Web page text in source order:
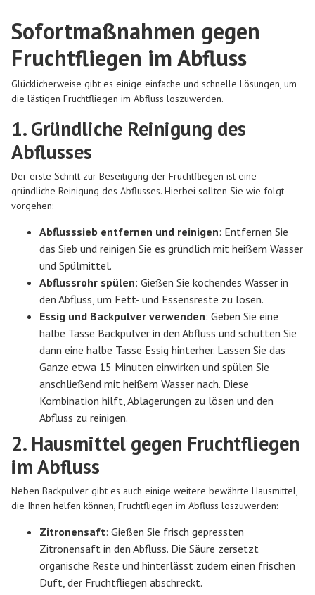
Sofortmaßnahmen gegen
Fruchtfliegen im Abfluss
Glücklicherweise gibt es einige einfache und schnelle Lösungen, um
die lästigen Fruchtfliegen im Abfluss loszuwerden.
1. Gründliche Reinigung des
Abflusses
Der erste Schritt zur Beseitigung der Fruchtfliegen ist eine
gründliche Reinigung des Abflusses. Hierbei sollten Sie wie folgt
vorgehen:
Abflusssieb entfernen und reinigen: Entfernen Sie
das Sieb und reinigen Sie es gründlich mit heißem Wasser
und Spülmittel.
Abflussrohr spülen: Gießen Sie kochendes Wasser in
den Abfluss, um Fett- und Essensreste zu lösen.
Essig und Backpulver verwenden: Geben Sie eine
halbe Tasse Backpulver in den Abfluss und schütten Sie
dann eine halbe Tasse Essig hinterher. Lassen Sie das
Ganze etwa 15 Minuten einwirken und spülen Sie
anschließend mit heißem Wasser nach. Diese
Kombination hilft, Ablagerungen zu lösen und den
Abfluss zu reinigen.
2. Hausmittel gegen Fruchtfliegen
im Abfluss
Neben Backpulver gibt es auch einige weitere bewährte Hausmittel,
die Ihnen helfen können, Fruchtfliegen im Abfluss loszuwerden:
Zitronensaft: Gießen Sie frisch gepressten
Zitronensaft in den Abfluss. Die Säure zersetzt
organische Reste und hinterlässt zudem einen frischen
Duft, der Fruchtfliegen abschreckt.